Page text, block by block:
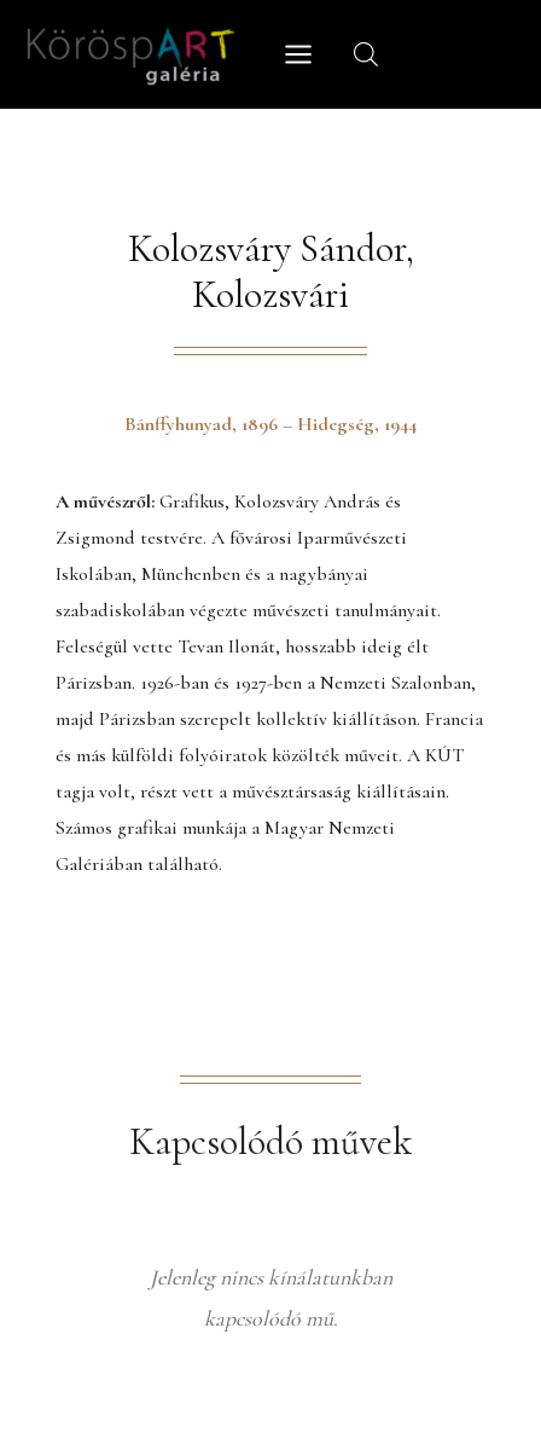
Kolozsváry Sándor,
Kolozsvári
Bánffyhunyad, 1896 – Hidegség, 1944
A művészről: Grafikus, Kolozsváry András és
Zsigmond testvére. A fővárosi Iparművészeti
Iskolában, Münchenben és a nagybányai
szabadiskolában végezte művészeti tanulmányait.
Feleségül vette Tevan Ilonát, hosszabb ideig élt
Párizsban. 1926-ban és 1927-ben a Nemzeti Szalonban,
majd Párizsban szerepelt kollektív kiállításon. Francia
és más külföldi folyóiratok közölték műveit. A KÚT
tagja volt, részt vett a művésztársaság kiállításain.
Számos grafikai munkája a Magyar Nemzeti
Galériában található.
Kapcsolódó művek
Jelenleg nincs kínálatunkban
kapcsolódó mű.